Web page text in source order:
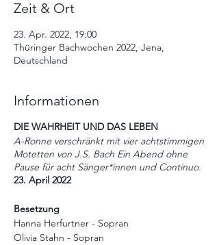
Zeit & Ort
23. Apr. 2022, 19:00
Thüringer Bachwochen 2022, Jena,
Deutschland
Informationen
DIE WAHRHEIT UND DAS LEBEN
A-Ronne verschränkt mit vier achtstimmigen
Motetten von J.S. Bach Ein Abend ohne
Pause für acht Sänger*innen und Continuo.
23. April 2022
Besetzung
Hanna Herfurtner - Sopran
Olivia Stahn - Sopran